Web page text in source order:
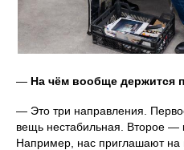
— На чём вообще держится
— Это три направления.
вещь нестабильная. Второе —
Например, нас приглашают на